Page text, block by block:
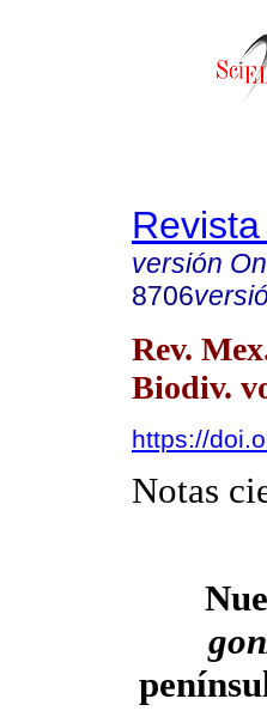
versión
8706
Rev.
Biodiv.
https://
Notas